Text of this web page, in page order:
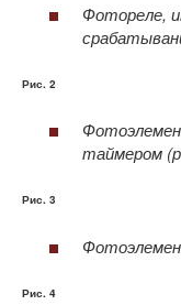
Фотореле,
Рис. 2
таймером
Рис. 3
Рис. 4